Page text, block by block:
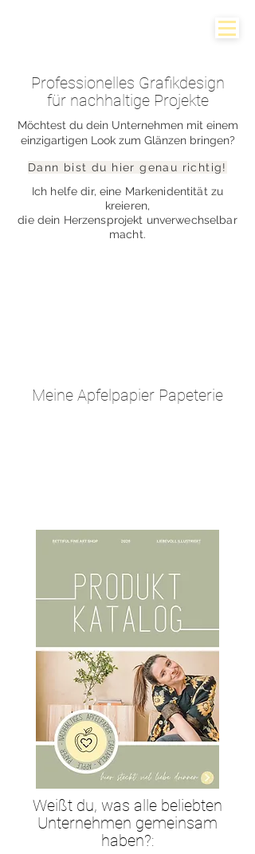
Professionelles Grafikdesign
für nachhaltige Projekte
Möchtest du dein Unternehmen mit einem
einzigartigen Look zum Glänzen bringen?
Dann bist du hier genau richtig!
Ich helfe dir, eine Markenidentität zu
kreieren,
die dein Herzensprojekt unverwechselbar
macht.
Meine Apfelpapier Papeterie
Weißt du, was alle beliebten
Unternehmen gemeinsam
haben?: